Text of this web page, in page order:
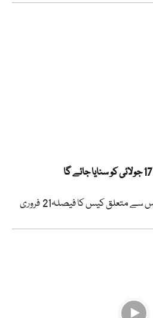
عالمی عدالت نے بھارتی جاسوس سے متعلق کیس کا فیصلہ21 فروری